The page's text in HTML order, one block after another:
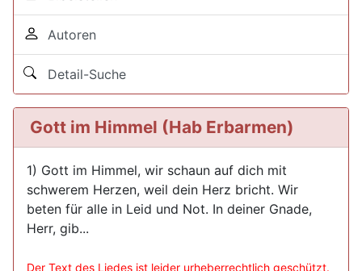
Autoren
Detail-Suche
Gott im Himmel (Hab Erbarmen)
1) Gott im Himmel, wir schaun auf dich mit
schwerem Herzen, weil dein Herz bricht. Wir
beten für alle in Leid und Not. In deiner Gnade,
Herr, gib...
Der Text des Liedes ist leider urheberrechtlich geschützt.